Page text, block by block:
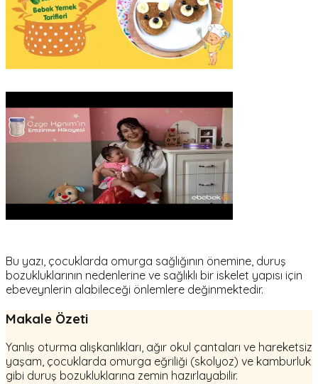
Bu yazı, çocuklarda omurga sağlığının önemine, duruş
bozukluklarının nedenlerine ve sağlıklı bir iskelet yapısı için
ebeveynlerin alabileceği önlemlere değinmektedir.
Makale Özeti
Yanlış oturma alışkanlıkları, ağır okul çantaları ve hareketsiz
yaşam, çocuklarda omurga eğriliği (skolyoz) ve kamburluk
gibi duruş bozukluklarına zemin hazırlayabilir.